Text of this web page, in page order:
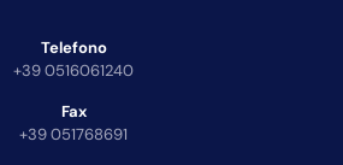
Telefono
+39 0516061240
Fax
+39 051768691